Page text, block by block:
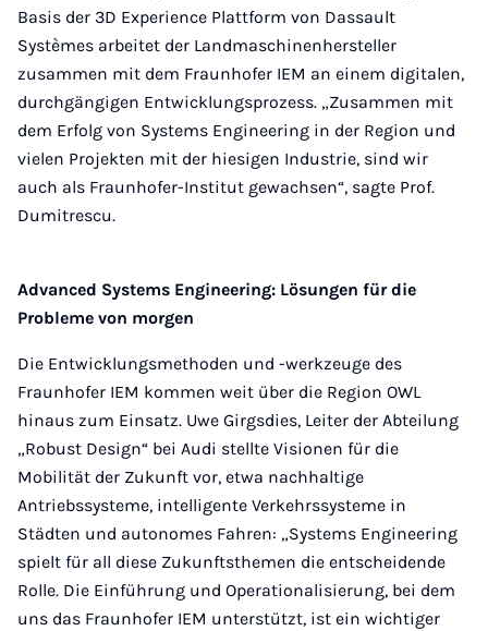
Basis der 3D Experience Plattform von Dassault
Systèmes arbeitet der Landmaschinenhersteller
zusammen mit dem Fraunhofer IEM an einem digitalen,
durchgängigen Entwicklungsprozess. „Zusammen mit
dem Erfolg von Systems Engineering in der Region und
vielen Projekten mit der hiesigen Industrie, sind wir
auch als Fraunhofer-Institut gewachsen“, sagte Prof.
Dumitrescu.
Advanced Systems Engineering: Lösungen für die
Probleme von morgen
Die Entwicklungsmethoden und -werkzeuge des
Fraunhofer IEM kommen weit über die Region OWL
hinaus zum Einsatz. Uwe Girgsdies, Leiter der Abteilung
„Robust Design“ bei Audi stellte Visionen für die
Mobilität der Zukunft vor, etwa nachhaltige
Antriebssysteme, intelligente Verkehrssysteme in
Städten und autonomes Fahren: „Systems Engineering
spielt für all diese Zukunftsthemen die entscheidende
Rolle. Die Einführung und Operationalisierung, bei dem
uns das Fraunhofer IEM unterstützt, ist ein wichtiger